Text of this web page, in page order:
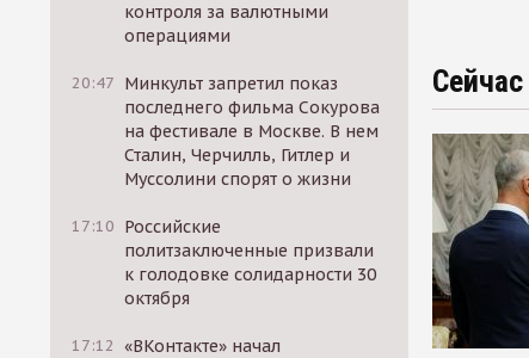
контроля за валютными
операциями
20:47 Минкульт запретил показ
последнего фильма Сокурова
на фестивале в Москве. В нем
Сталин, Черчилль, Гитлер и
Муссолини спорят о жизни
17:10 Российские
политзаключенные призвали
к голодовке солидарности 30
октября
17:12 «ВКонтакте» начал